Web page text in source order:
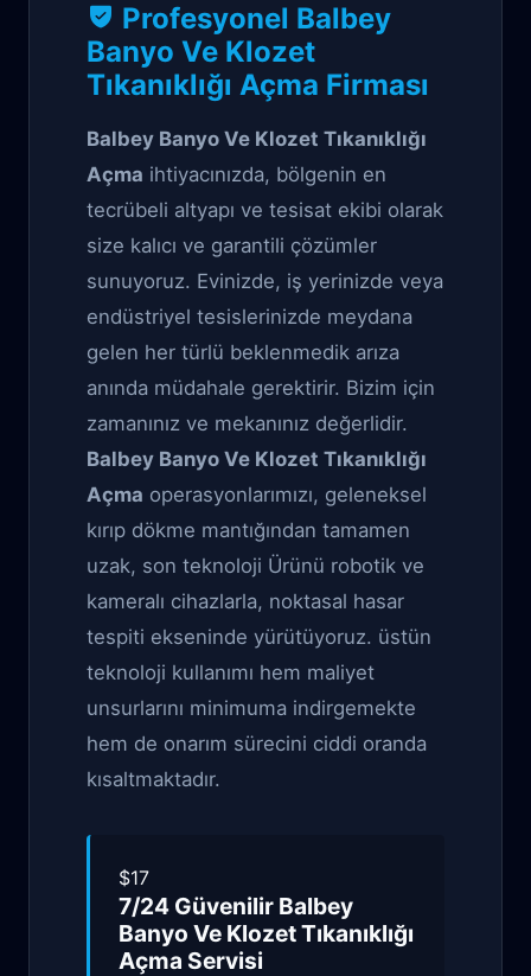
Balbey Banyo Ve
Klozet Tıkanıklığı
Açma
Profesyonel Balbey
Banyo Ve Klozet
Tıkanıklığı Açma Firması
Balbey Banyo Ve Klozet Tıkanıklığı
Açma ihtiyacınızda, bölgenin en
tecrübeli altyapı ve tesisat ekibi olarak
size kalıcı ve garantili çözümler
sunuyoruz. Evinizde, iş yerinizde veya
endüstriyel tesislerinizde meydana
gelen her türlü beklenmedik arıza
anında müdahale gerektirir. Bizim için
zamanınız ve mekanınız değerlidir.
Balbey Banyo Ve Klozet Tıkanıklığı
Açma operasyonlarımızı, geleneksel
kırıp dökme mantığından tamamen
uzak, son teknoloji Ürünü robotik ve
kameralı cihazlarla, noktasal hasar
tespiti ekseninde yürütüyoruz. üstün
teknoloji kullanımı hem maliyet
unsurlarını minimuma indirgemekte
hem de onarım sürecini ciddi oranda
kısaltmaktadır.
$17
7/24 Güvenilir Balbey
Banyo Ve Klozet Tıkanıklığı
Açma Servisi